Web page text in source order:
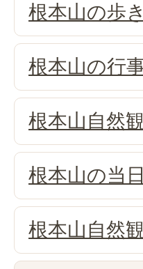
根本山の歩
根本山の行
根本山自然
根本山の当
根本山自然